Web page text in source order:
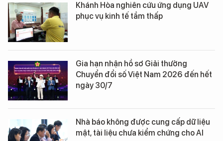
Khánh Hòa nghiên cứu ứng dụng UAV
phục vụ kinh tế tầm thấp
Gia hạn nhận hồ sơ Giải thưởng
Chuyển đổi số Việt Nam 2026 đến hết
ngày 30/7
Nhà báo không được cung cấp dữ liệu
mật, tài liệu chưa kiểm chứng cho AI